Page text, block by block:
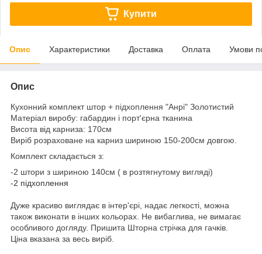
Купити
Опис Характеристики Доставка Оплата Умови
Опис
Кухонний комплект штор + підхоплення "Анрі" Золотистий
Матеріал виробу: габардин і порт'єрна тканина
Висота від карниза: 170см
Виріб розраховане на карниз шириною 150-200см довгою.
Комплект складається з:
-2 штори з шириною 140см ( в розтягнутому вигляді)
-2 підхоплення
Дуже красиво виглядає в інтер'єрі, надає легкості, можна
також виконати в інших кольорах. Не вибаглива, не вимагає
особливого догляду. Пришита Шторна стрічка для гачків.
Ціна вказана за весь виріб